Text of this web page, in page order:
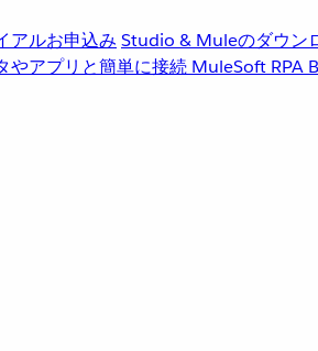
アルお申込み Studio & Muleのダウン
やアプリと簡単に接続 MuleSoft RPA